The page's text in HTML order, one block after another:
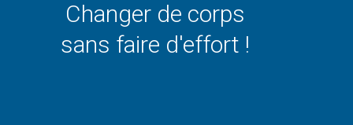
Changer de corps
sans faire d'effort !